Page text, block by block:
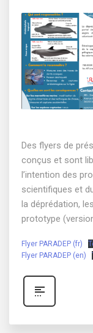
Des flyers de
conçus et sont
l’intention des
scientifiques et
la déprédation,
prototype
Flyer PARADEP (fr)
Flyer PARADEP (en)